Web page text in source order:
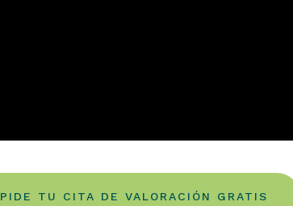
PIDE TU CITA DE VALORACIÓN GRATIS